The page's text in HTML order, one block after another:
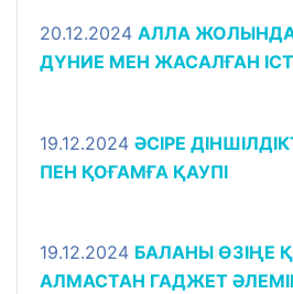
20.12.2024 АЛЛА ЖОЛЫНДА
ДҮНИЕ МЕН ЖАСАЛҒАН
19.12.2024 ӘСІРЕ
ПЕН ҚОҒАМҒА ҚАУПІ
19.12.2024 БАЛАНЫ ӨЗІҢЕ
АЛМАСТАН ГАДЖЕТ